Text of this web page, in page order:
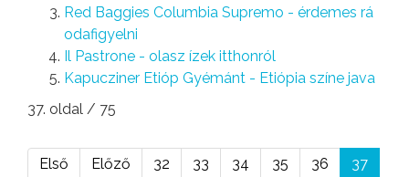
Red Baggies Columbia Supremo - érdemes rá
odafigyelni
Il Pastrone - olasz ízek itthonról
Kapucziner Etióp Gyémánt - Etiópia színe java
37. oldal / 75
Első Előző 32 33 34 35 36
37